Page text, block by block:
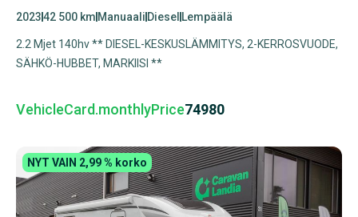
202342 500 km Manuaali Diesel Lempäälä
2.2 Mjet 140hv ** DIESEL-KESKUSLÄMMITYS, 2-KERROSVUODE,
SÄHKÖ-HUBBET, MARKIISI **
VehicleCard.monthlyPrice74980
NYT VAIN 2,99 % korko